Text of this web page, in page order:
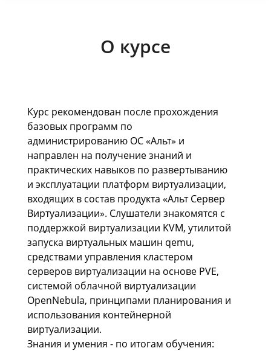
О курсе
Курс рекомендован после прохождения
базовых программ по
администрированию ОС «Альт» и
направлен на получение знаний и
практических навыков по развертыванию
и эксплуатации платформ виртуализации,
входящих в состав продукта «Альт Сервер
Виртуализации». Слушатели знакомятся с
поддержкой виртуализации KVM, утилитой
запуска виртуальных машин qemu,
средствами управления кластером
серверов виртуализации на основе PVE,
системой облачной виртуализации
OpenNebula, принципами планирования и
использования контейнерной
виртуализации.
Знания и умения - по итогам обучения: